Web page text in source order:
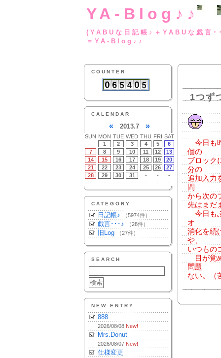
YA-Blog♪♪
(YABUな日記帳♪
＝YA-Blog♪♪
COUNTER
CALENDAR
« 2013.7 »
SUN MON TUE WED THU FRI SAT
-
1 2 3 4 5
6
7
8 9 10 11 12
13
14
15 16 17 18 19
20
21
22 23 24 25 26
27
28
29 30 31 - -
-
-
- - - - - -
CATEGORY
日記帳♪ （5974件）
戯言･･･♪ （28件）
旧Log （27件）
SEARCH
NEW ENTRY
888
2026/08/08 New!
Mrs.Donut
2026/08/07 New!
仕様変更
1つず
今日も
個の
ブロック
分の
追加入力
間
から次の
先はまだ
今日も
オ
消化を続
や、
いつもの
目が覚
問題
ない。（